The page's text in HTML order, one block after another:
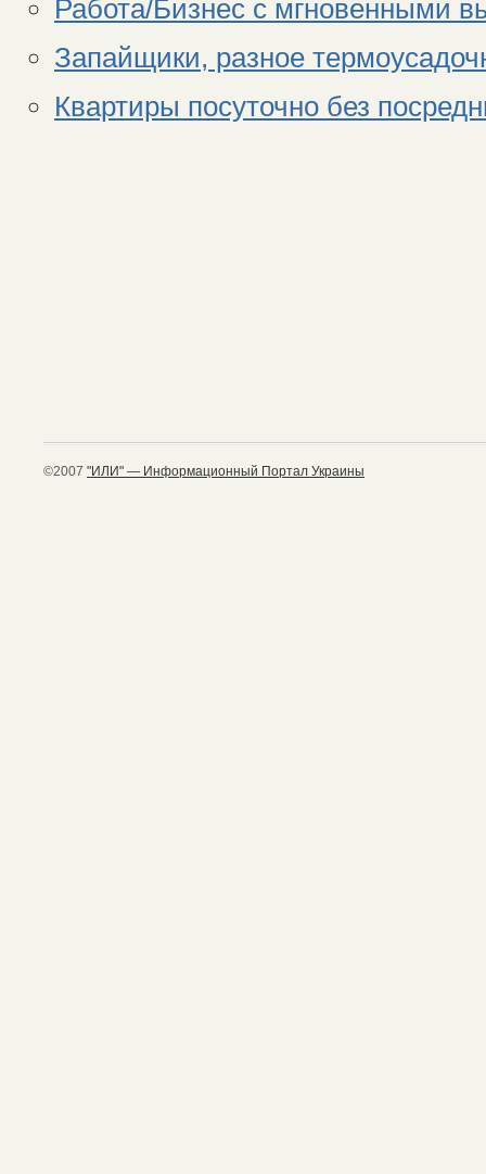
Работа/Бизнес с мгновенными
Запайщики, разное
Квартиры посуточно без
©2007 "ИЛИ" — Информационный Портал Украины